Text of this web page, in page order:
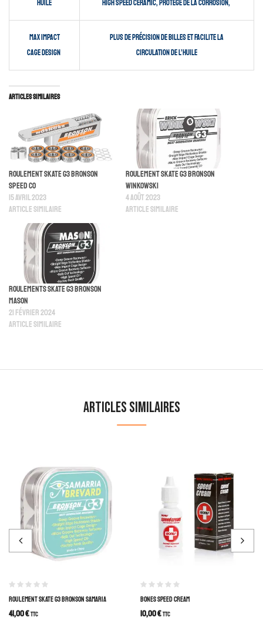
Huile High Speed ceramic, protège de la corrosion,
Max impact
cage design
plus de précision de billes et facilite la
circulation de l’huile
Articles similaires
Roulement Skate G3 Bronson
Speed Co
15 avril 2023
Article similaire
Roulement Skate G3 Bronson
Winkowski
4 août 2023
Article similaire
Roulements Skate G3 Bronson
Mason
21 février 2024
Article similaire
Articles similaires
ROULEMENT SKATE G3 BRONSON SAMARIA
41,00€TTC
BONES SPEED CREAM
10,00€TTC